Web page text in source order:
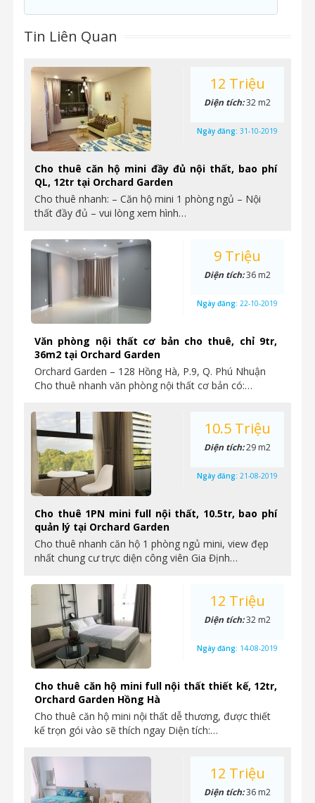
Tin Liên Quan
Cho thuê căn hộ mini đầy đủ nội thất, bao phí
QL, 12tr tại Orchard Garden
Cho thuê nhanh: – Căn hộ mini 1 phòng ngủ – Nội
thất đầy đủ – vui lòng xem hình…
12 Triệu
Diện tích:32 m2
Ngày đăng: 31-10-2019
Văn phòng nội thất cơ bản cho thuê, chỉ 9tr,
36m2 tại Orchard Garden
Orchard Garden – 128 Hồng Hà, P.9, Q. Phú Nhuận
Cho thuê nhanh văn phòng nội thất cơ bản có:…
9 Triệu
Diện tích:36 m2
Ngày đăng: 22-10-2019
Cho thuê 1PN mini full nội thất, 10.5tr, bao phí
quản lý tại Orchard Garden
Cho thuê nhanh căn hộ 1 phòng ngủ mini, view đẹp
nhất chung cư trực diện công viên Gia Định…
10.5 Triệu
Diện tích:29 m2
Ngày đăng: 21-08-2019
Cho thuê căn hộ mini full nội thất thiết kế, 12tr,
Orchard Garden Hồng Hà
Cho thuê căn hộ mini nội thất dễ thương, được thiết
kế trọn gói vào sẽ thích ngay Diện tích:…
12 Triệu
Diện tích:32 m2
Ngày đăng: 14-08-2019
12 Triệu
Diện tích:36 m2